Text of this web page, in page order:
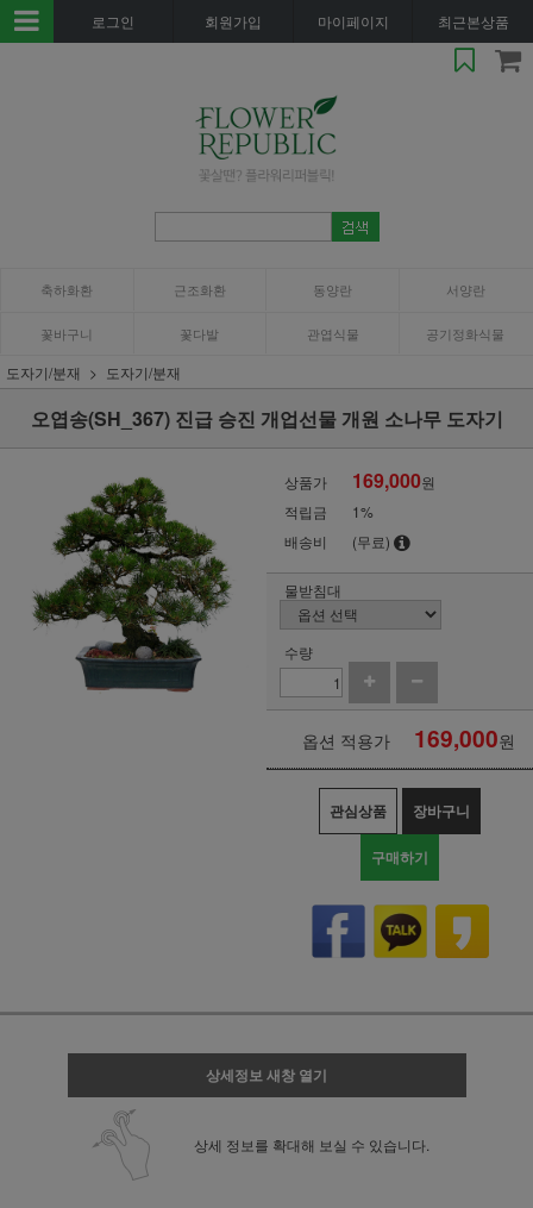
로그인 회원가입 마이페이지 최근본상품
축하화환 근조화환 동양란 서양란
꽃바구니 꽃다발 관엽식물 공기정화식물
도자기/분재 도자기/분재
오엽송(SH_367) 진급 승진 개업선물 개원 소나무 도자기
상품가 169,000원
적립금
1%
배송비
(무료)
물받침대
수량
옵션 적용가 169,000원
관심상품 장바구니
구매하기
상세정보 새창 열기
상세 정보를 확대해 보실 수 있습니다.